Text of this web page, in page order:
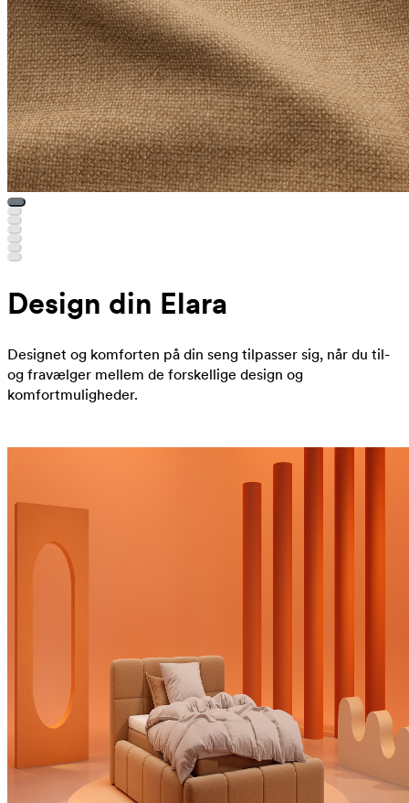
Design din Elara
Designet og komforten på din seng tilpasser sig, når du til-
og fravælger mellem de forskellige design og
komfortmuligheder.